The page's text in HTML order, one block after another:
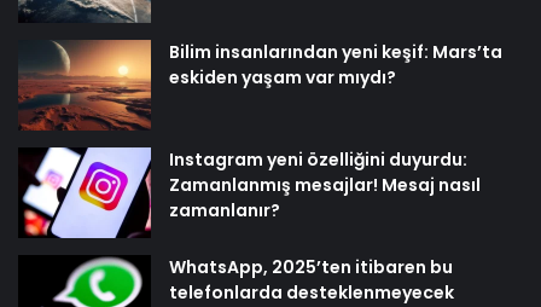
Bilim insanlarından yeni keşif: Mars’ta
eskiden yaşam var mıydı?
Instagram yeni özelliğini duyurdu:
Zamanlanmış mesajlar! Mesaj nasıl
zamanlanır?
WhatsApp, 2025’ten itibaren bu
telefonlarda desteklenmeyecek